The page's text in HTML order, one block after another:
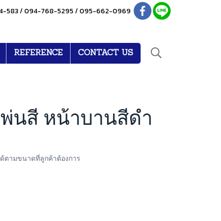
583 / 094-768-5295 / 095-662-0969
REFERENCE CONTACT US
พ่นสี หน้าบานสีดำ
ตามขนาดที่ลูกค้าต้องการ